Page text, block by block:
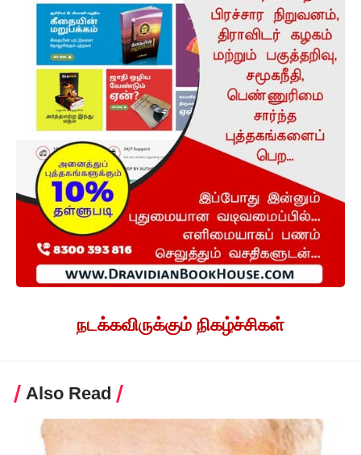
நடக்கவிருக்கும் நிகழ்ச்சிகள்
Also Read